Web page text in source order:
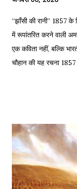
“झाँसी की रानी” 1857
में रूपांतरित करने वाली
एक कविता नहीं, बल्कि
चौहान की यह रचना 1857
अपनी इच्छा से विद्रोह
औरतों की विद्रोही
/ Academic) विषय:
और राष्ट्रीय सांस्कृतिक